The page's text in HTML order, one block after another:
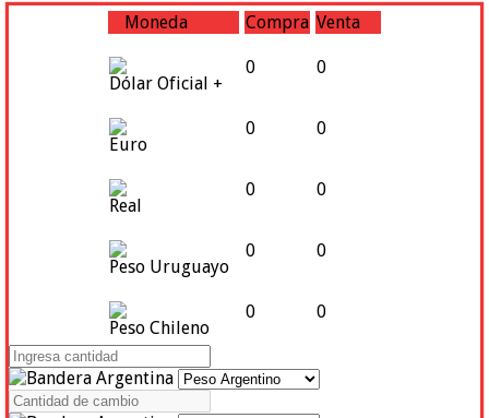
Moneda Compra Venta
Dólar Oficial +
0 0
Euro
0 0
Real
0 0
Peso Uruguayo
0 0
Peso Chileno
0 0